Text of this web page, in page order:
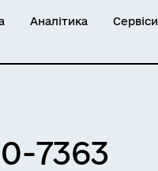
Аналітика Сервіси
7363